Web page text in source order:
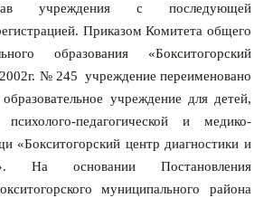
учреждения с последующей
Приказом Комитета общего
образования «Бокситогорский
№ 245 учреждение переименовано
учреждение для детей,
педагогической и медико-
«Бокситогорский центр диагностики и
На основании Постановления
муниципального района